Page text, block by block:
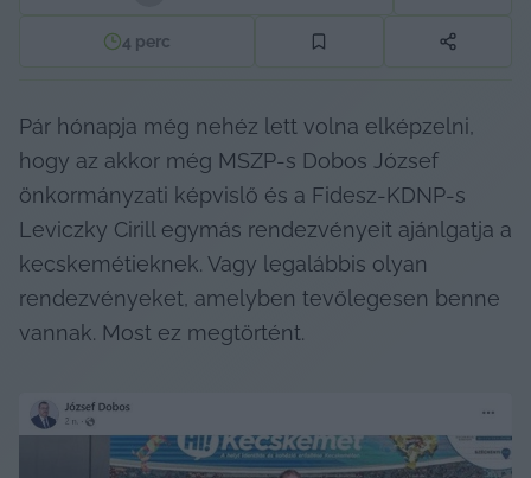
4 perc
Pár hónapja még nehéz lett volna elképzelni,
hogy az akkor még MSZP-s Dobos József
önkormányzati képvislő és a Fidesz-KDNP-s
Leviczky Cirill egymás rendezvényeit ajánlgatja a
kecskemétieknek. Vagy legalábbis olyan
rendezvényeket, amelyben tevőlegesen benne
vannak. Most ez megtörtént.